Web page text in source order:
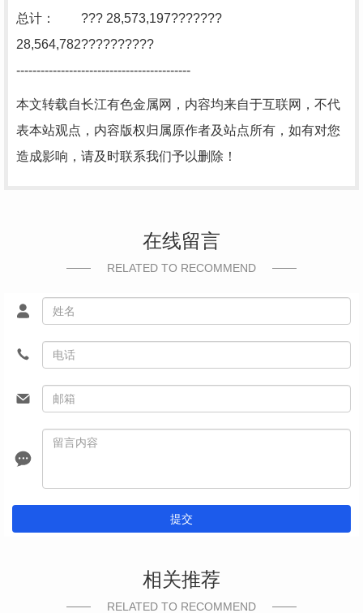
总计： ??? 28,573,197???????
28,564,782??????????
-------------------------------------------
本文转载自长江有色金属网，内容均来自于互联网，不代
表本站观点，内容版权归属原作者及站点所有，如有对您
造成影响，请及时联系我们予以删除！
在线留言
RELATED TO RECOMMEND
提交
相关推荐
RELATED TO RECOMMEND